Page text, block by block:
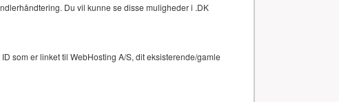
Du vil kunne se disse muligheder i .DK
som er linket til WebHosting A/S, dit eksisterende/gamle